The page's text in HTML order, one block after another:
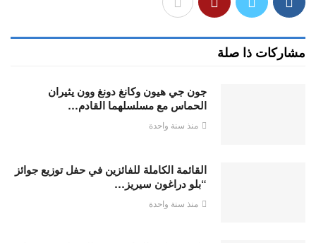
مشاركات ذا صلة
جون جي هيون وكانغ دونغ وون يثيران
الحماس مع مسلسلهما القادم…
منذ سنة واحدة
القائمة الكاملة للفائزين في حفل توزيع جوائز
“بلو دراغون سيريز…
منذ سنة واحدة